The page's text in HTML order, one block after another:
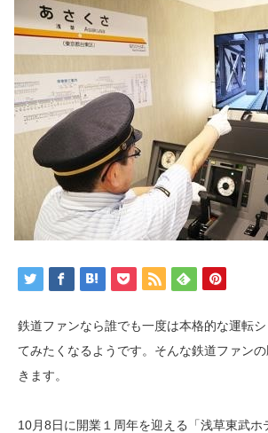
鉄道ファンなら誰でも一度は本格的な運転
てみたくなるようです。そんな鉄道ファン
きます。
10月8日に開業１周年を迎える「浅草東武ホ